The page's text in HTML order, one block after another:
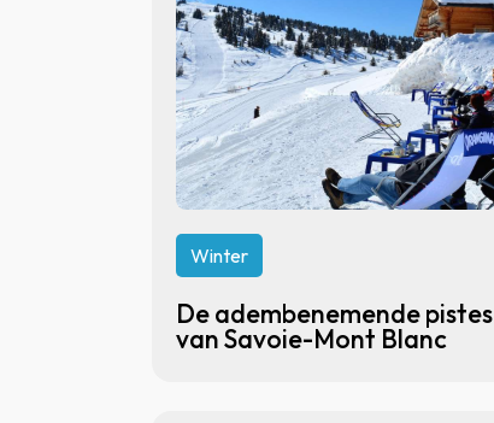
Winter
De adembenemende pistes
van Savoie-Mont Blanc